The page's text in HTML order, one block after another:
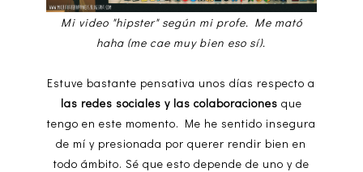
Mi video "hipster" según mi profe. Me mató
haha (me cae muy bien eso sí).
Estuve bastante pensativa unos días respecto a
las redes sociales y las colaboraciones que
tengo en este momento. Me he sentido insegura
de mí y presionada por querer rendir bien en
todo ámbito. Sé que esto depende de uno y de